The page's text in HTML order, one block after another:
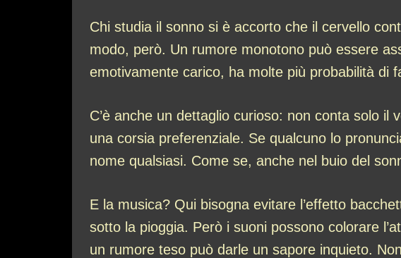
Chi studia il sonno si è accorto che il cervello
modo, però. Un rumore monotono può essere
emotivamente carico, ha molte più probabilità di
C’è anche un dettaglio curioso: non conta solo
una corsia preferenziale. Se qualcuno lo
nome qualsiasi. Come se, anche nel buio del
E la musica? Qui bisogna evitare l’effetto
sotto la pioggia. Però i suoni possono colorare
un rumore teso può darle un sapore inquieto.